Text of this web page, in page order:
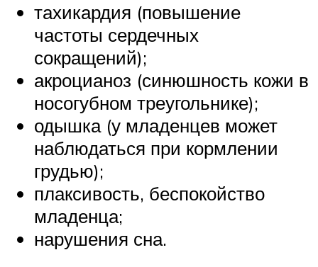
тахикардия (повышение
частоты сердечных
сокращений);
акроцианоз (синюшность кожи в
носогубном треугольнике);
одышка (у младенцев может
наблюдаться при кормлении
грудью);
плаксивость, беспокойство
младенца;
нарушения сна.